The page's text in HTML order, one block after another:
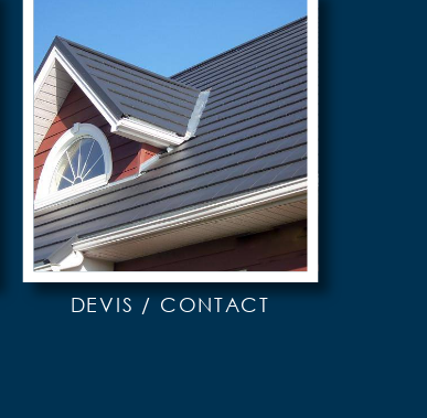
DEVIS / CONTACT